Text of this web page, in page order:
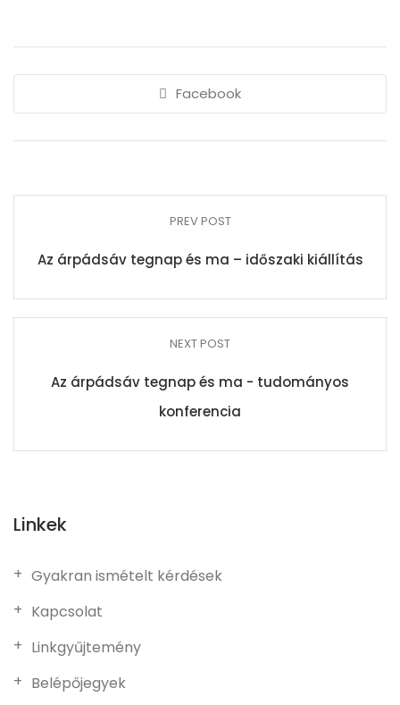
Facebook
PREV POST
Az árpádsáv tegnap és ma – időszaki kiállítás
NEXT POST
Az árpádsáv tegnap és ma - tudományos
konferencia
Linkek
Gyakran ismételt kérdések
Kapcsolat
Linkgyűjtemény
Belépőjegyek